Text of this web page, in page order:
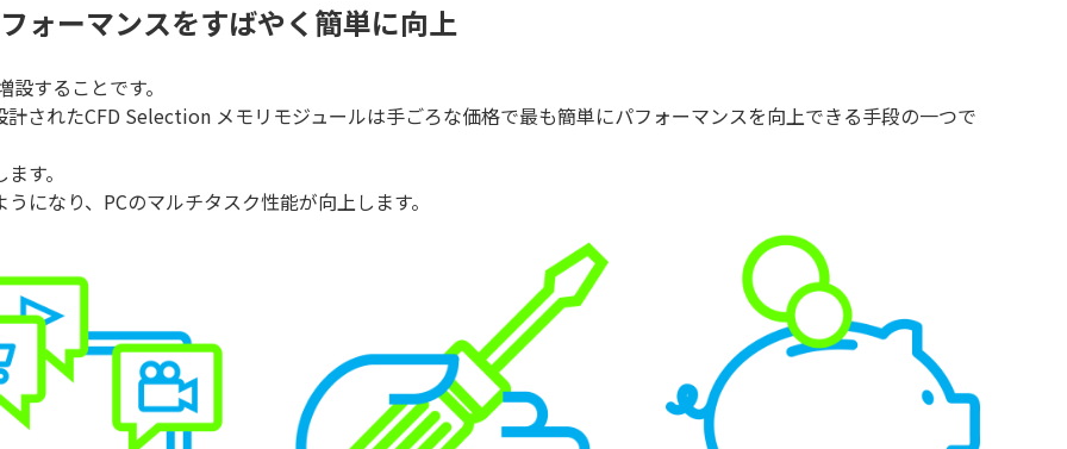
ォーマンスをすばやく簡単に向上
することです。
されたCFD Selection メモリモジュールは手ごろな価格で最も簡単にパフォーマンスを向上できる手段の一つで
す。
になり、PCのマルチタスク性能が向上します。